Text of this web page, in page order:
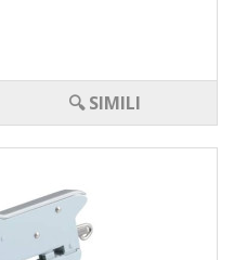
🔍 SIMILI